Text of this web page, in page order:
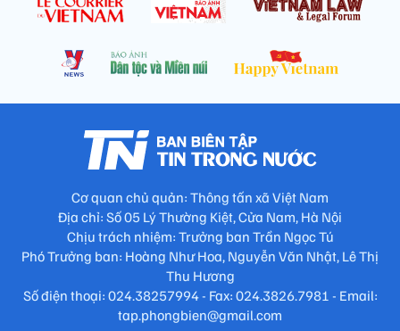
Cơ quan chủ quản: Thông tấn xã Việt Nam
Địa chỉ: Số 05 Lý Thường Kiệt, Cửa Nam, Hà Nội
Chịu trách nhiệm: Trưởng ban Trần Ngọc Tú
Phó Trưởng ban: Hoàng Như Hoa, Nguyễn Văn Nhật, Lê Thị
Thu Hương
Số điện thoại: 024.38257994 - Fax: 024.3826.7981 - Email:
tap.phongbien@gmail.com